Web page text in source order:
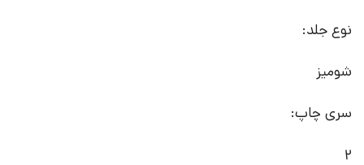
نوع جلد:
شومیز
سری چاپ:
2